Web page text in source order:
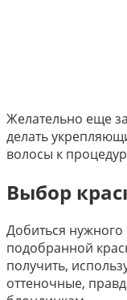
Желательно еще
делать
волосы к
Выбор
Добиться
подобранной
получить,
оттеночные,